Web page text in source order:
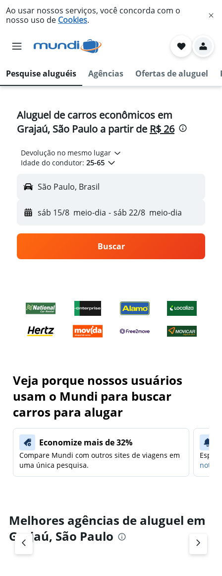
Ao usar nossos serviços, você concorda com o
nosso uso de Cookies.
Pesquise aluguéis Agências Ofertas de aluguel
Aluguel de carros econômicos em
Grajaú, São Paulo a partir de R$ 26
Devolução no mesmo lugar
Idade do condutor: 25-65
São Paulo, Brasil
sáb 15/8 meio-dia - sáb 22/8 meio-dia
Buscar
Veja porque nossos usuários
usam o Mundi para buscar
carros para alugar
Economize mais de 32%
Compare Mundi com outros sites de viagens em
uma única pesquisa.
Melhores agências de aluguel em
Grajaú, São Paulo